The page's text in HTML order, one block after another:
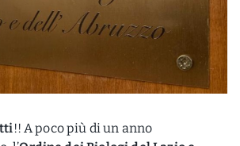
!! A poco più di un anno